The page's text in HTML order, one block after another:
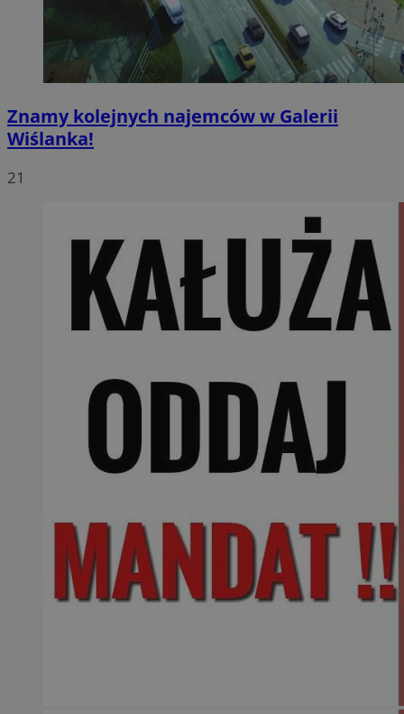
Znamy kolejnych najemców w Galerii
Wiślanka!
21